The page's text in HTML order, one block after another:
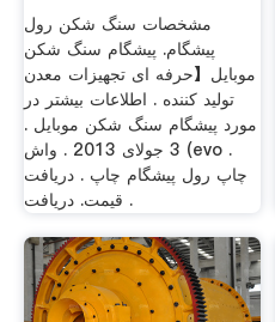
مشخصات سنگ شکن رول
پیشگام. پیشگام سنگ شکن
موبایل【حرفه ای تجهیزات معدن
تولید کننده . اطلاعات بیشتر در
مورد پیشگام سنگ شکن موبایل .
3 جولای 2013 . واش (evo .
چاپ رول پیشگام چاپ . دریافت
قیمت. دریافت .